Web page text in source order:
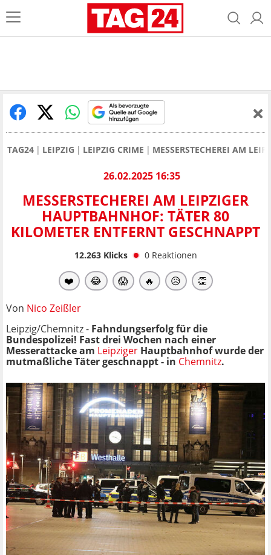
TAG24 LEIPZIG LEIPZIG CRIME MESSERSTECHEREI AM
26.02.2025 16:35
MESSERSTECHEREI AM LEIPZIGER
HAUPTBAHNHOF: TÄTER 80
KILOMETER ENTFERNT GESCHNAPPT
12.263Klicks 0 Reaktionen
❤️ 😂 😱 🔥 😥 👏
Von Nico Zeißler
Leipzig/Chemnitz - Fahndungserfolg für die
Bundespolizei! Fast drei Wochen nach einer
Messerattacke am Leipziger Hauptbahnhof wurde der
mutmaßliche Täter geschnappt - in Chemnitz.